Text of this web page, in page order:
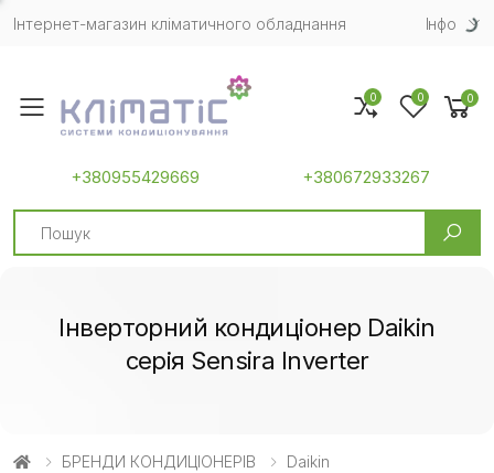
Інтернет-магазин кліматичного обладнання Iнфо
Toggle mobile menu
+380955429669 +380672933267
Search
0 0 0
Інверторний кондиціонер Daikin
серія Sensira Inverter
БРЕНДИ КОНДИЦІОНЕРІВ
Daikin